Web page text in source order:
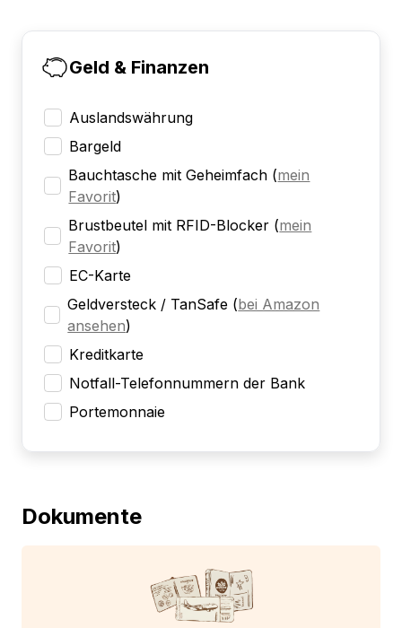
Geld & Finanzen
Auslandswährung
Bargeld
Bauchtasche mit Geheimfach (mein
Favorit)
Brustbeutel mit RFID-Blocker (mein
Favorit)
EC-Karte
Geldversteck / TanSafe (bei Amazon
ansehen)
Kreditkarte
Notfall-Telefonnummern der Bank
Portemonnaie
Dokumente